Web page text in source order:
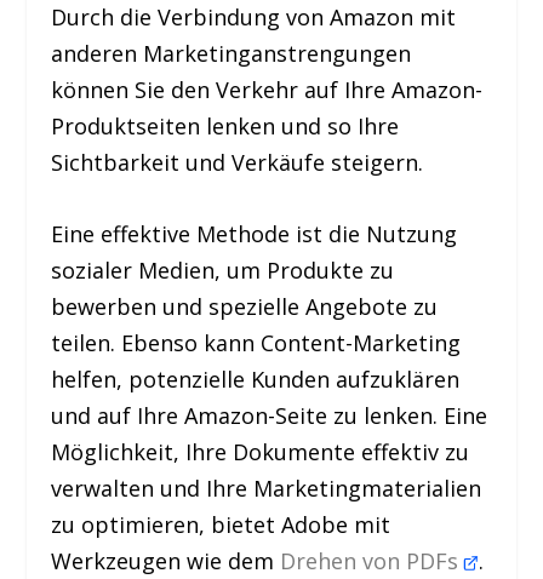
Durch die Verbindung von Amazon mit
anderen Marketinganstrengungen
können Sie den Verkehr auf Ihre Amazon-
Produktseiten lenken und so Ihre
Sichtbarkeit und Verkäufe steigern.
Eine effektive Methode ist die Nutzung
sozialer Medien, um Produkte zu
bewerben und spezielle Angebote zu
teilen. Ebenso kann Content-Marketing
helfen, potenzielle Kunden aufzuklären
und auf Ihre Amazon-Seite zu lenken. Eine
Möglichkeit, Ihre Dokumente effektiv zu
verwalten und Ihre Marketingmaterialien
zu optimieren, bietet Adobe mit
Werkzeugen wie dem Drehen von PDFs .